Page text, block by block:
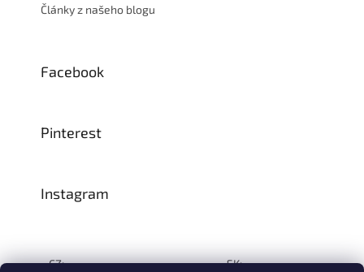
Články z našeho blogu
Facebook
Pinterest
Instagram
CZ: SK: